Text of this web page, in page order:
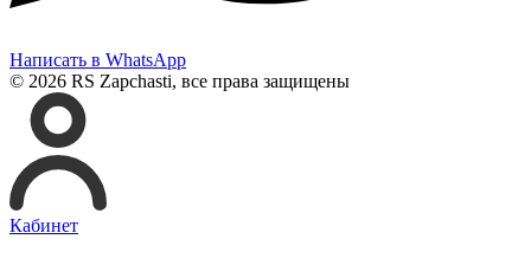
Написать в WhatsApp
© 2026 RS Zapchasti, все права защищены
Кабинет